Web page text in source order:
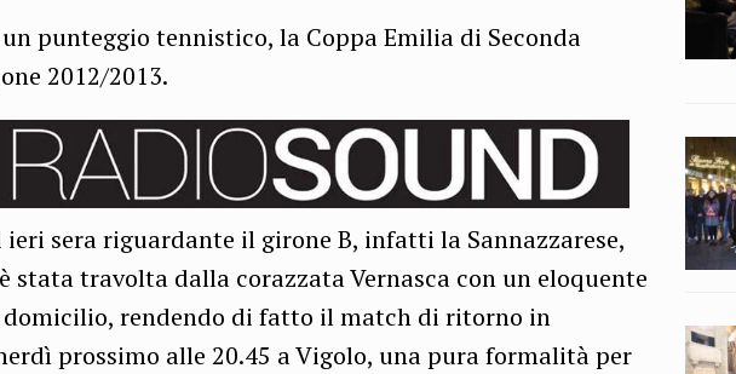
punteggio tennistico, la Coppa Emilia di Seconda
2012/2013.
sera riguardante il girone B, infatti la Sannazzarese,
stata travolta dalla corazzata Vernasca con un eloquente
rendendo di fatto il match di ritorno in
prossimo alle 20.45 a Vigolo, una pura formalità per